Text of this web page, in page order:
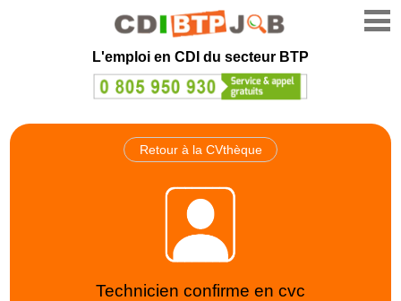
L'emploi en CDI du secteur BTP
Retour à la CVthèque
Technicien confirme en cvc